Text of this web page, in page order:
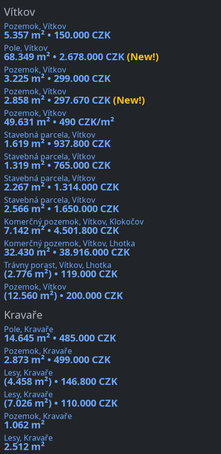
Vítkov
Pozemok, Vítkov
5.357 m² • 150.000 CZK
Pole, Vítkov
68.349 m² • 2.678.000 CZK(New!)
Pozemok, Vítkov
3.225 m² • 299.000 CZK
Pozemok, Vítkov
2.858 m² • 297.670 CZK(New!)
Pozemok, Vítkov
49.631 m² • 490 CZK/m²
Stavebná parcela, Vítkov
1.619 m² • 937.800 CZK
Stavebná parcela, Vítkov
1.319 m² • 765.000 CZK
Stavebná parcela, Vítkov
2.267 m² • 1.314.000 CZK
Stavebná parcela, Vítkov
2.566 m² • 1.650.000 CZK
Komerčný pozemok, Vítkov, Klokočov
7.142 m² • 4.501.800 CZK
Komerčný pozemok, Vítkov, Lhotka
32.430 m² • 38.916.000 CZK
Trávny porast, Vítkov, Lhotka
(2.776 m²) • 119.000 CZK
Pozemok, Vítkov
(12.560 m²) • 200.000 CZK
Kravaře
Pole, Kravaře
14.645 m² • 485.000 CZK
Pozemok, Kravaře
2.873 m² • 499.000 CZK
Lesy, Kravaře
(4.458 m²) • 146.800 CZK
Lesy, Kravaře
(7.026 m²) • 110.000 CZK
Pozemok, Kravaře
1.062 m²
Lesy, Kravaře
2.512 m²